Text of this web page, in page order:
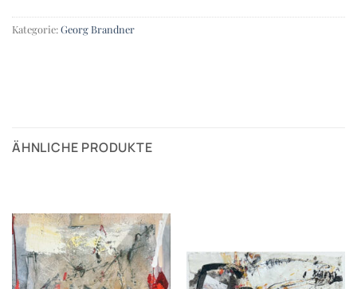
Kategorie:Georg Brandner
ÄHNLICHE PRODUKTE